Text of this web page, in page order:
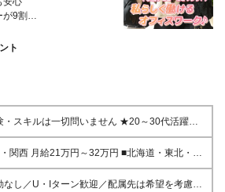
が9割
ト
スキルは一切問いません ★20～30代活躍中
験入社が9割以上！＞ ■学歴不問 志望動機も気
せん！ 「正社員デビューしたい」「オフィス
人柄重視の採用です！
西 月給21万円～32万円 ■北海道・東北・福
～30万円 ■熊本・沖縄 月給17万円～28
し／U・Iターン歓迎／配属先は希望を考慮